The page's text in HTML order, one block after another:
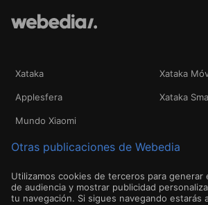
Xataka Xataka
Applesfera Xataka
Mundo Xiaomi
Otras publicaciones de Webedia
Utilizamos cookies de terceros para generar
de audiencia y mostrar publicidad
tu navegación. Si sigues navegando estarás